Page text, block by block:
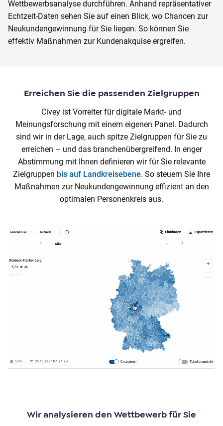
Wettbewerbsanalyse durchführen. Anhand repräsentativer
Echtzeit-Daten sehen Sie auf einen Blick, wo Chancen zur
Neukundengewinnung für Sie liegen. So können Sie
effektiv Maßnahmen zur Kundenakquise ergreifen.
Erreichen Sie die passenden Zielgruppen
Civey ist Vorreiter für digitale Markt- und
Meinungsforschung mit einem eigenen Panel. Dadurch
sind wir in der Lage, auch spitze Zielgruppen für Sie zu
erreichen – und das branchenübergreifend. In enger
Abstimmung mit Ihnen definieren wir für Sie relevante
Zielgruppen bis auf Landkreisebene. So steuern Sie Ihre
Maßnahmen zur Neukundengewinnung effizient an den
optimalen Personenkreis aus.
Wir analysieren den Wettbewerb für Sie